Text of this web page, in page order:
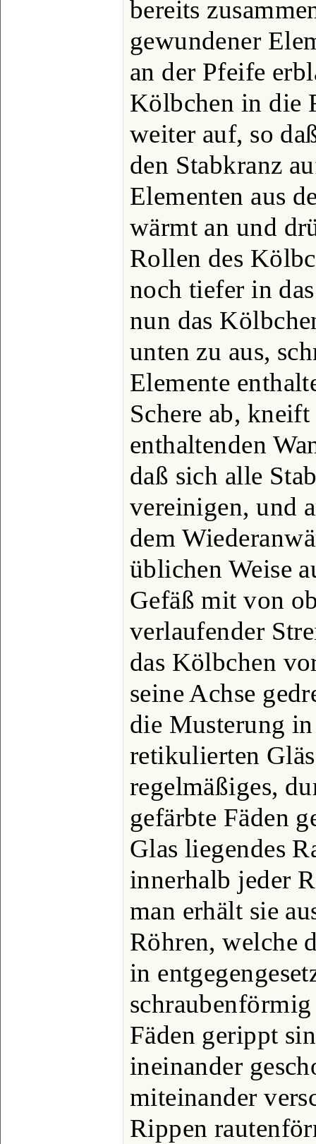
bereits
gewundener
an der Pfeife
Kölbchen in die
weiter auf, so
den Stabkranz
Elementen aus
wärmt an und
Rollen des
noch tiefer in
nun das
unten zu aus,
Elemente
Schere ab,
enthaltenden
daß sich alle
vereinigen, und
dem
üblichen Weise
Gefäß mit von
verlaufender
das Kölbchen
seine Achse
die Musterung
retikulierten
regelmäßiges,
gefärbte Fäden
Glas liegendes
innerhalb jeder
man erhält sie
Röhren, welche
in
Fäden gerippt
ineinander
miteinander
Rippen